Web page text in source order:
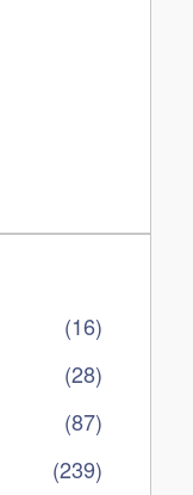
(16)
(28)
(87)
(239)